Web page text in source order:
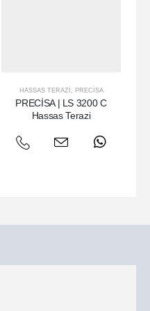
HASSAS TERAZI , PRECISA
PRECİSA | LS 3200 C
Hassas Terazi